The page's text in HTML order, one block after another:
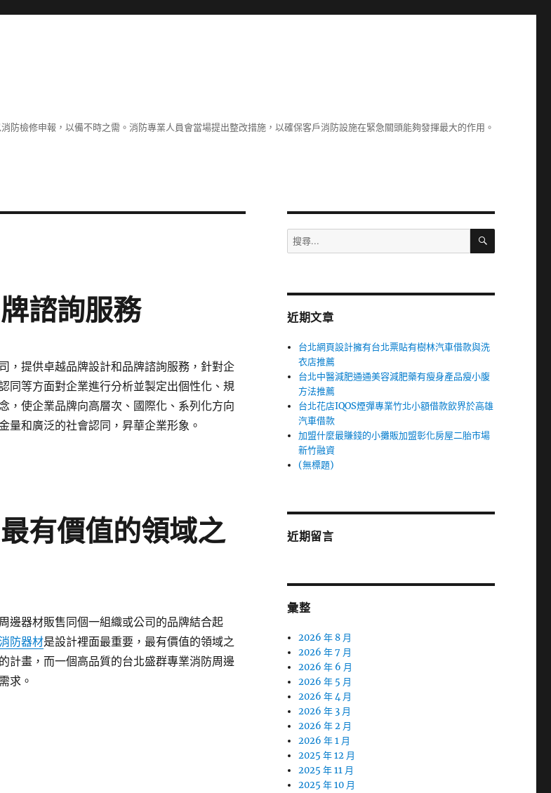
檢修申報，以備不時之需。消防專業人員會當場提出整改措施，以確保客戶消防設施在緊急關頭能夠發揮最大的作用。
諮詢服務
，提供卓越品牌設計和品牌諮詢服務，針對企
同等方面對企業進行分析並製定出個性化、規
，使企業品牌向高層次、國際化、系列化方向
量和廣泛的社會認同，昇華企業形象。
有價值的領域之
邊器材販售同個一組織或公司的品牌結合起
防器材是設計裡面最重要，最有價值的領域之
計畫，而一個高品質的台北盛群專業消防周邊
求。
搜
尋
字:
搜
近期文章
台北網頁設計擁有台北票貼有樹林汽車借款與洗
衣店推薦
台北中醫減肥通通美容減肥藥有瘦身產品瘦小腹
方法推薦
台北花店IQOS煙彈專業竹北小額借款飲界於高雄
汽車借款
加盟什麼最賺錢的小攤販加盟彰化房屋二胎市場
新竹融資
(無標題)
近期留言
彙整
2026 年 8 月
2026 年 7 月
2026 年 6 月
2026 年 5 月
2026 年 4 月
2026 年 3 月
2026 年 2 月
2026 年 1 月
2025 年 12 月
2025 年 11 月
2025 年 10 月